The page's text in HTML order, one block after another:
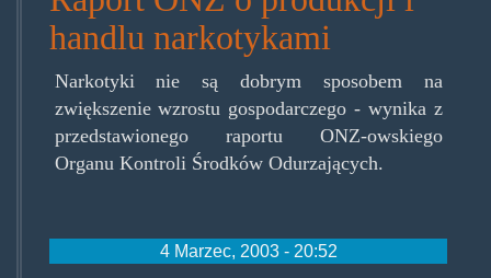
handlu narkotykami
Narkotyki nie są dobrym sposobem na
zwiększenie wzrostu gospodarczego - wynika z
przedstawionego raportu ONZ-owskiego
Organu Kontroli Środków Odurzających.
4 Marzec, 2003 - 20:52